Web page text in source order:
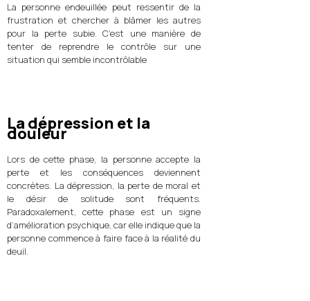
La personne endeuillée peut ressentir de la
frustration et chercher à blâmer les autres
pour la perte subie. C’est une manière de
tenter de reprendre le contrôle sur une
situation qui semble incontrôlable
La dépression et la
douleur
Lors de cette phase, la personne accepte la
perte et les conséquences deviennent
concrètes. La dépression, la perte de moral et
le désir de solitude sont fréquents.
Paradoxalement, cette phase est un signe
d’amélioration psychique, car elle indique que la
personne commence à faire face à la réalité du
deuil.